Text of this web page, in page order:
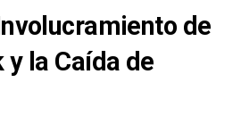
de
la Caída de